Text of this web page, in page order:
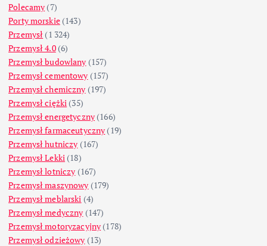
Polecamy (7)
Porty morskie(143)
Przemysł (1 324)
Przemysł 4.0(6)
Przemysł budowlany (157)
Przemysł cementowy (157)
Przemysł chemiczny (197)
Przemysł ciężki (35)
Przemysł energetyczny (166)
Przemysł farmaceutyczny (19)
Przemysł hutniczy (167)
Przemysł Lekki (18)
Przemysł lotniczy (167)
Przemysł maszynowy (179)
Przemysł meblarski (4)
Przemysł medyczny (147)
Przemysł motoryzacyjny (178)
Przemysł odzieżowy (13)